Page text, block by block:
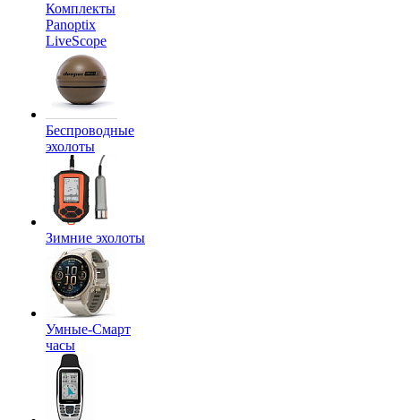
Комплекты
Panoptix
LiveScope
Беспроводные
эхолоты
Зимние эхолоты
Умные-Смарт
часы